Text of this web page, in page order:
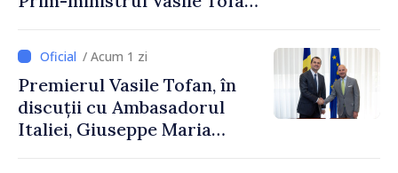
Uygar Mustafa Sertel
/ Acum 1 zi
Premierul Vasile Tofan, în
discuții cu Ambasadorul
Italiei, Giuseppe Maria